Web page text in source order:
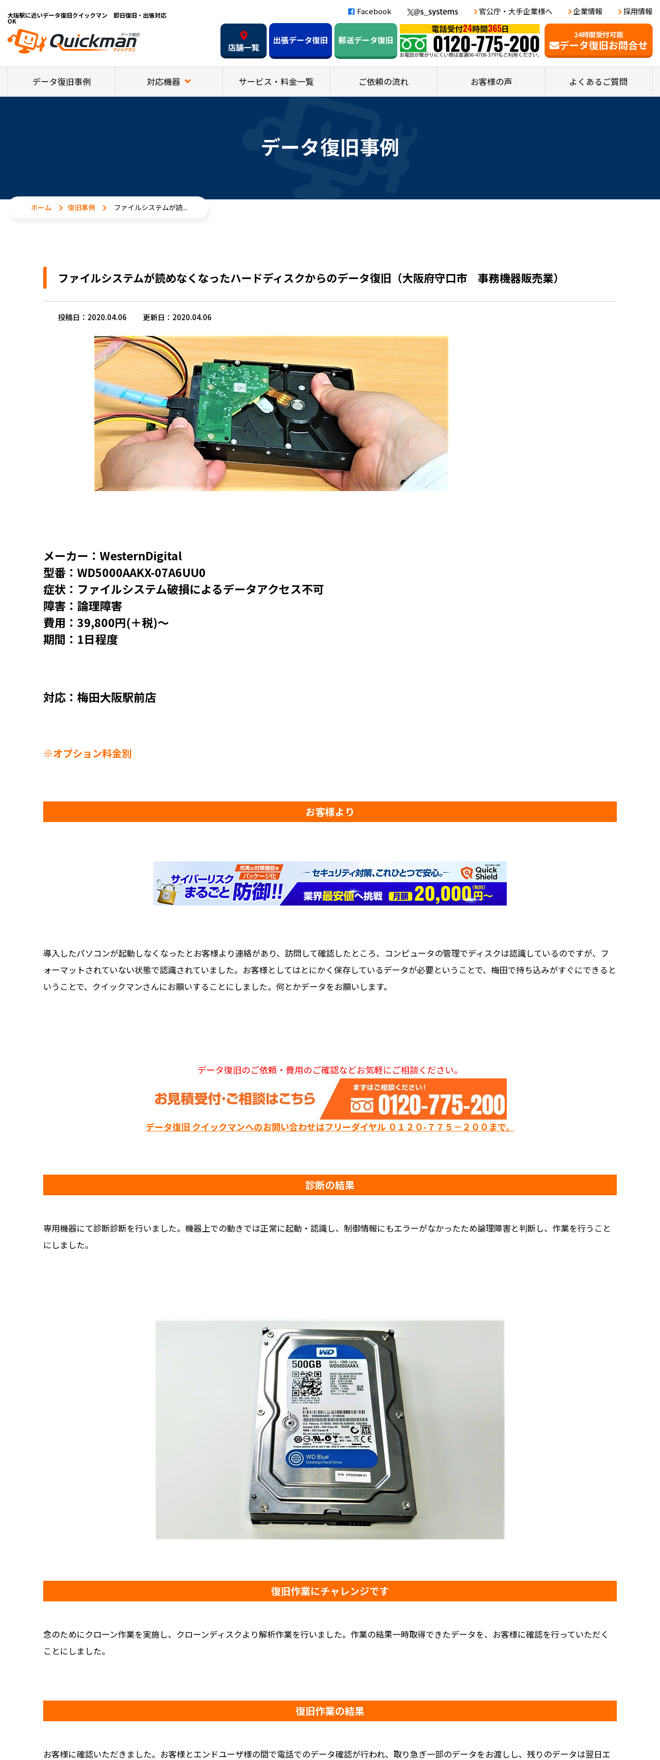
大阪駅に近いデータ復旧クイックマン 即日復旧・出張対応
OK
Facebook 官公庁・大手企業様へ 企業情報 採用情報
24時間受付可能
データ復旧お問合せ
店舗一覧
出張データ復旧 郵送データ復旧
データ復旧事例 対応機器 サービス・料金一覧 ご依頼の流れ お客様の声 よくあるご質問
データ復旧事例
ホーム 復旧事例 ファイルシステムが読...
ファイルシステムが読めなくなったハードディスクからのデータ復旧（大阪府守口市 事務機器販売業）
投稿日：2020.04.06 更新日：2020.04.06
メーカー：WesternDigital
型番：WD5000AAKX-07A6UU0
症状：ファイルシステム破損によるデータアクセス不可
障害：論理障害
費用：39,800円(＋税)～
期間：1日程度
対応：梅田大阪駅前店
※オプション料金別
お客様より
導入したパソコンが起動しなくなったとお客様より連絡があり、訪問して確認したところ、コンピュータの管理でディスクは認識しているのですが、フ
ォーマットされていない状態で認識されていました。お客様としてはとにかく保存しているデータが必要ということで、梅田で持ち込みがすぐにできると
いうことで、クイックマンさんにお願いすることにしました。何とかデータをお願いします。
データ復旧のご依頼・費用のご確認などお気軽にご相談ください。
データ復旧 クイックマンへのお問い合わせはフリーダイヤル ０１２０-７７５－２００まで。
診断の結果
専用機器にて診断診断を行いました。機器上での動きでは正常に起動・認識し、制御情報にもエラーがなかったため論理障害と判断し、作業を行うこと
にしました。
復旧作業にチャレンジです
念のためにクローン作業を実施し、クローンディスクより解析作業を行いました。作業の結果一時取得できたデータを、お客様に確認を行っていただく
ことにしました。
復旧作業の結果
お客様に確認いただきました。お客様とエンドユーザ様の間で電話でのデータ確認が行われ、取り急ぎ一部のデータをお渡しし、残りのデータは翌日エ